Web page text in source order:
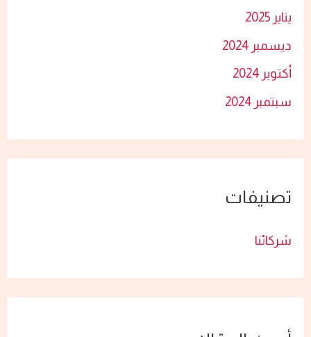
يناير 2025
ديسمبر 2024
أكتوبر 2024
سبتمبر 2024
تصنيفات
شركائنا